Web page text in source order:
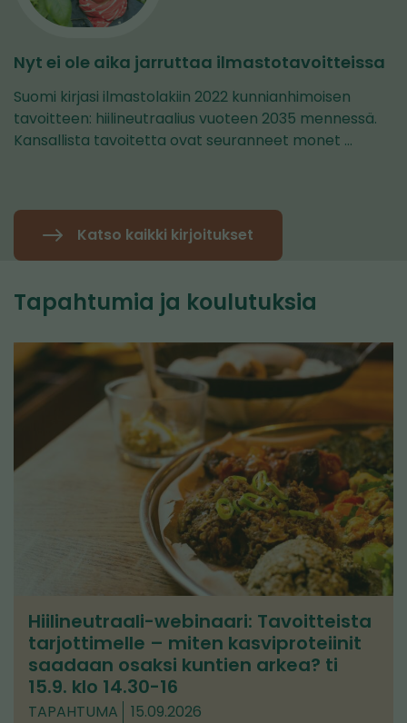
Nyt ei ole aika jarruttaa ilmastotavoitteissa
Suomi kirjasi ilmastolakiin 2022 kunnianhimoisen
tavoitteen: hiilineutraalius vuoteen 2035 mennessä.
Kansallista tavoitetta ovat seuranneet monet …
Katso kaikki kirjoitukset
Tapahtumia ja koulutuksia
Hiilineutraali-webinaari: Tavoitteista
tarjottimelle – miten kasviproteiinit
saadaan osaksi kuntien arkea? ti
15.9. klo 14.30-16
TAPAHTUMA 15.09.2026